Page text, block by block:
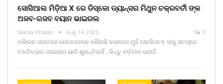
ସୋସିଆଲ ମିଡ଼ିଆ X ରେ ଡିସ୍କୋ ଡ୍ୟାନ୍ସର ମିଥୁନ ଚକ୍ରବର୍ତୀ ଙ୍କ
ଅଜବ-ଗଜବ ବୟାନ ଭାଇରଲ
Sakala Khabar Aug 14, 2025 0
ବଲିଉଡ ଜଗତରେ ଯେତେବେଳେ କୌଣସି କଳାକାର ମୁହଁ ଖୋଲିଥାଏ, ତାକୁ ସମସ୍ତେ
ଚଳଚିତ୍ରର ଡାଇଲଗ ଭାବି ଶୁଣନ୍ତିନାହିଁ , କିନ୍ତୁ ବର୍ତମାନ ଯେଉଁ…